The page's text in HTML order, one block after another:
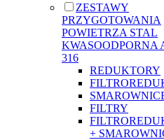
ZESTAWY
PRZYGOTOWANIA
POWIETRZA STAL
KWASOODPORNA
316
REDUKTORY
FILTRY
+